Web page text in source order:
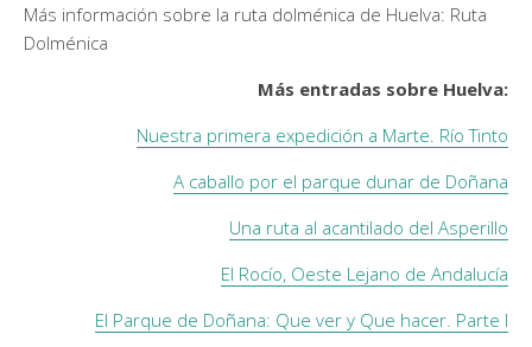
Más información sobre la ruta dolménica de Huelva: Ruta
Dolménica
Más entradas sobre Huelva:
Nuestra primera expedición a Marte. Río Tinto
A caballo por el parque dunar de Doñana
Una ruta al acantilado del Asperillo
El Rocío, Oeste Lejano de Andalucía
El Parque de Doñana: Que ver y Que hacer. Parte I